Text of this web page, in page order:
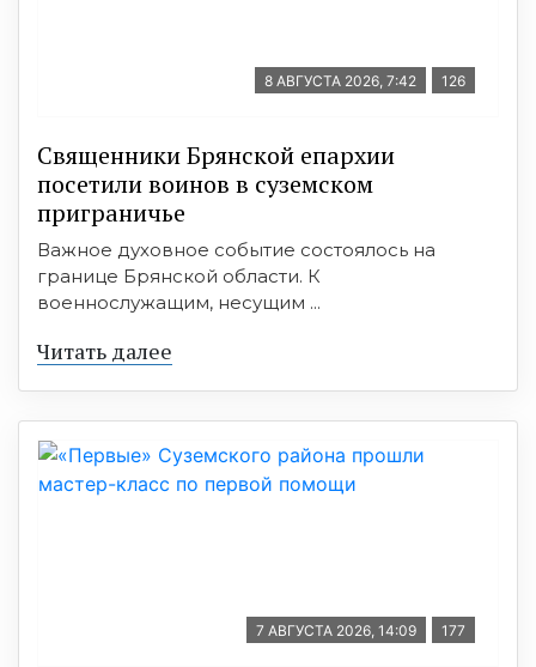
8 АВГУСТА 2026, 7:42 126
Священники Брянской епархии
посетили воинов в суземском
приграничье
Важное духовное событие состоялось на
границе Брянской области. К
военнослужащим, несущим ...
Читать далее
7 АВГУСТА 2026, 14:09 177